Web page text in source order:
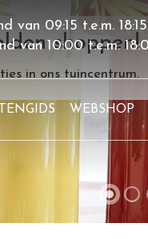
shoppen!
in ons tuincentrum.
van 09:15 t.e.m. 18:15
van10:00t.e.m.
WEBSHOP